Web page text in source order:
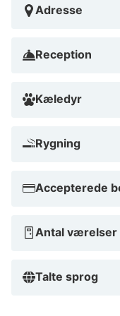
Adresse
Reception
Kæledyr
Rygning
Accepterede
Antal værelser
Talte sprog